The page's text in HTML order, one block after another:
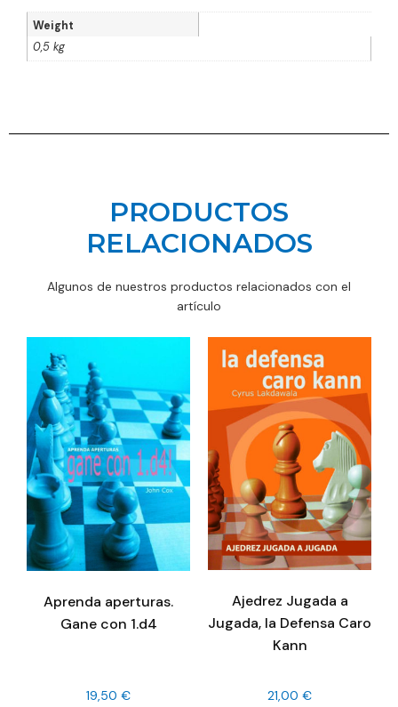
Weight
0,5 kg
PRODUCTOS
RELACIONADOS
Algunos de nuestros productos relacionados con el
artículo
Aprenda aperturas.
Gane con 1.d4
19,50 €
Ajedrez Jugada a
Jugada, la Defensa Caro
Kann
21,00 €